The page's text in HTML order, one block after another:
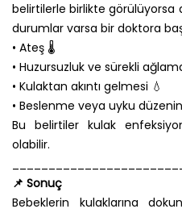
belirtilerle birlikte görülüyorsa
durumlar varsa bir doktora
• Ateş 🌡️
• Huzursuzluk ve sürekli
• Kulaktan akıntı gelmesi 💧
• Beslenme veya uyku
Bu belirtiler kulak
olabilir.
📌 Sonuç
Bebeklerin kulaklarına